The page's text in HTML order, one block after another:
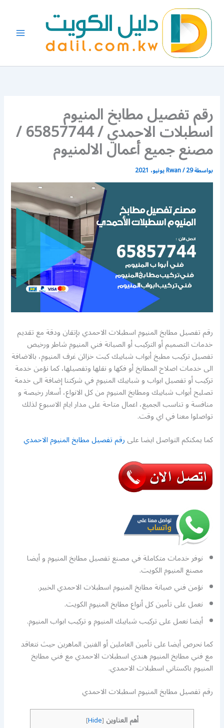
المحتوى
رقم تفصيل مطابخ المنيوم
اسطبلات الاحمدي / 65857744 /
مصنع جميع أعمال الالمنيوم
بواسطة Rwan/29 يونيو، 2021
رقم تفصيل مطابخ المنيوم اسطبلات الاحمدي بإتقان ودقة مع تقديم
خدمات التصميم أو التركيب أو الصيانة فني المنيوم شاطر ورخيص
تفصيل تركيب مطبخ أبواب شبابيك كبت خزائن غرف المنيوم، بالاضافة
الى خدمات اصلاح المطابخ أو فكها و نقلها وتفصيلها، كما نؤمن خدمة
تركيب أو تفصيل ابواب و شبابيك المنيوم في شركتنا إضافة الى خدمة
تصليح أبواب شبابيك ومطابخ المنيوم من كل الانواع، أسعار رخيصة و
منافسة و تناسب الجميع، اعمال متاحة على مدار ايام الاسبوع لذلك
تواصلوا معنا في اي وقت.
كما يمكنكم التواصل ايضا علىرقم تفصيل مطابخ المنيوم الاحمدي
نوفر خدمات متكاملة في مصنع تفصيل مطابخ المنيوم و أيضا
مصنع المنيوم الكويت.
نؤمن فني صيانة مطابخ المنيوم اسطبلات الاحمدي الخبير.
نعمل على تأمين كل أنواع مطابخ المنيوم الكويت.
أيضا نعمل على تركيب شبابيك المنيوم و تركيب ابواب المنيوم.
كما نحرص أيضا على تأمين العاملين أو الفنين الماهرين حيث نتعاقد
مع فني مطابخ المنيوم هندي اسطبلات الاحمدي مع فني مطابخ
المنيوم باكستاني اسطبلات الاحمدي.
رقم تفصيل مطابخ المنيوم اسطبلات الاحمدي
أهم العناوين [
Hide
]